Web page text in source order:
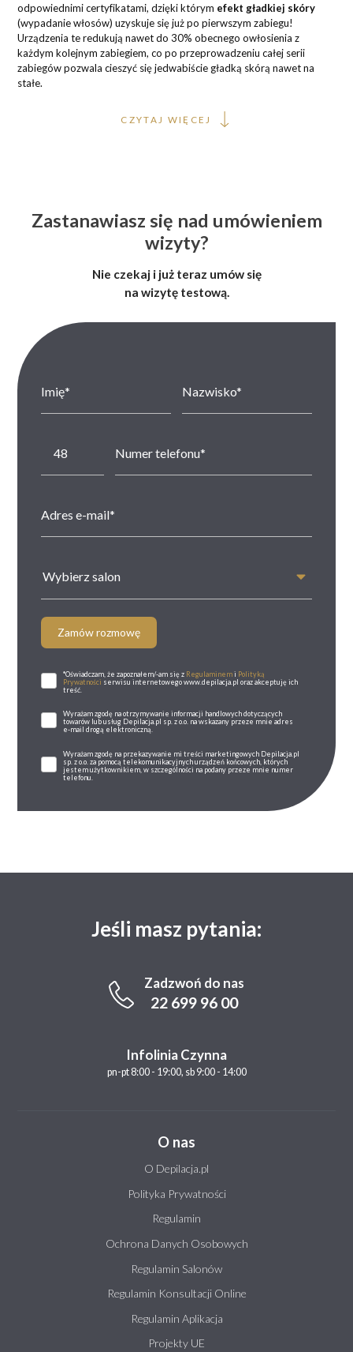
odpowiednimi certyfikatami, dzięki którym efekt gładkiej skóry
(wypadanie włosów) uzyskuje się już po pierwszym zabiegu!
Urządzenia te redukują nawet do 30% obecnego owłosienia z
każdym kolejnym zabiegiem, co po przeprowadzeniu całej serii
zabiegów pozwala cieszyć się jedwabiście gładką skórą nawet na
stałe.
CZYTAJ WIĘCEJ
Zastanawiasz się nad umówieniem
wizyty?
Nie czekaj i już teraz umów się
na wizytę testową.
Wybierz salon
Zamów rozmowę
*Oświadczam, że zapoznałem/-am się z Regulaminemi Polityką
Prywatności serwisu internetowego www.depilacja.pl oraz akceptuję ich
treść.
Wyrażam zgodę na otrzymywanie informacji handlowych dotyczących
towarów lub usług Depilacja.pl sp. z o.o. na wskazany przeze mnie adres
e-mail drogą elektroniczną.
Wyrażam zgodę na przekazywanie mi treści marketingowych Depilacja.pl
sp. z o.o. za pomocą telekomunikacyjnych urządzeń końcowych, których
jestem użytkownikiem, w szczególności na podany przeze mnie numer
telefonu.
Jeśli masz pytania:
Zadzwoń do nas
22 699 96 00
Infolinia Czynna
pn-pt 8:00 - 19:00, sb 9:00 - 14:00
O nas
O Depilacja.pl
Polityka Prywatności
Regulamin
Ochrona Danych Osobowych
Regulamin Salonów
Regulamin Konsultacji Online
Regulamin Aplikacja
Projekty UE